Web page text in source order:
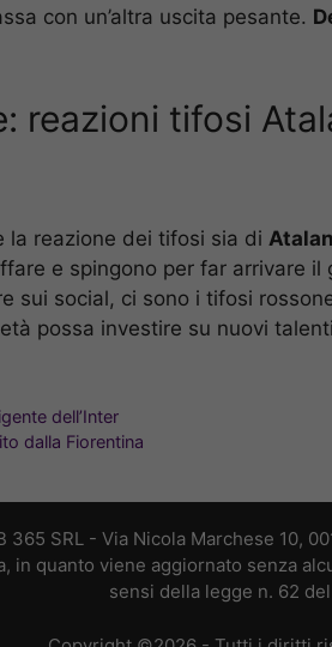
con un’altra uscita pesante.
reazioni tifosi
la reazione dei tifosi sia di
e spingono per far arrivare il
sui social, ci sono i tifosi
possa investire su nuovi
dell’Inter
dalla Fiorentina
SRL - Via Nicola Marchese 10,
in quanto viene aggiornato senza
sensi della legge n. 62